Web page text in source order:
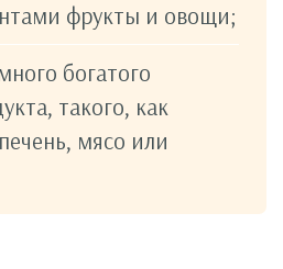
фрукты и овощи;
богатого
такого, как
мясо или